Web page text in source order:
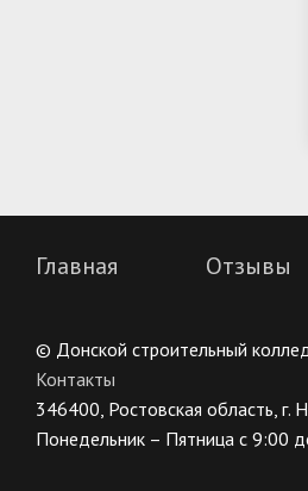
Главная Отзывы
© Донской строительный
Контакты
346400, Ростовская область, г.
Понедельник – Пятница с 9:00